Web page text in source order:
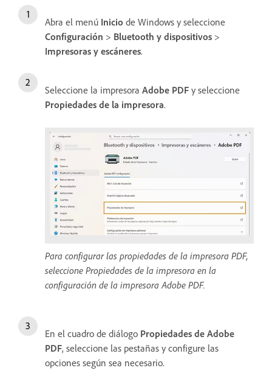
Abra el menú Inicio de Windows y seleccione
Configuración > Bluetooth y dispositivos >
Impresoras y escáneres.
Seleccione la impresora Adobe PDF y seleccione
Propiedades de la impresora.
Para configurar las propiedades de la impresora PDF,
seleccione Propiedades de la impresora en la
configuración de la impresora Adobe PDF.
En el cuadro de diálogo Propiedades de Adobe
PDF, seleccione las pestañas y configure las
opciones según sea necesario.